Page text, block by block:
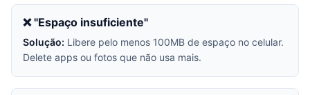
❌ "Espaço insuficiente"
Solução: Libere pelo menos 100MB de espaço no celular.
Delete apps ou fotos que não usa mais.